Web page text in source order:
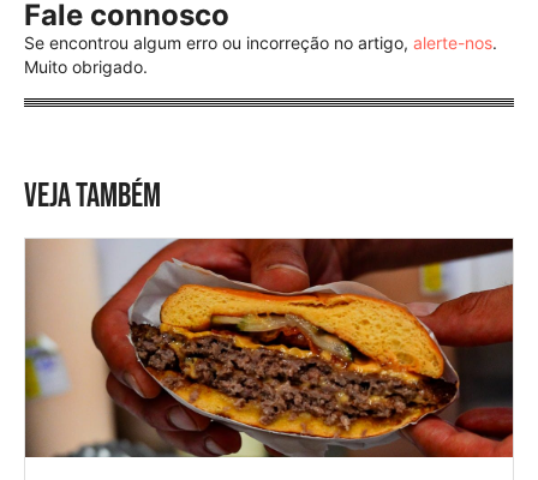
Fale connosco
Se encontrou algum erro ou incorreção no artigo, alerte-nos.
Muito obrigado.
VEJA TAMBÉM